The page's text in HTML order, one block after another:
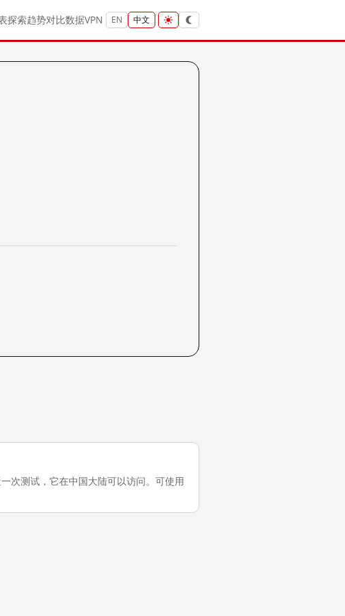
探索趋势对比数据VPN EN 中文
测试，它在中国大陆可以访问。可使用